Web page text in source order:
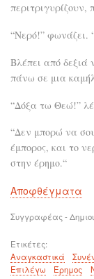
περιτριγυρίζουν,
“Νερό!” φωνάζει.
Βλέπει από δεξιά
πάνω σε μια
“Δόξα τω Θεώ!”
“Δεν μπορώ να
έμπορος, και το
στην έρημο.“
Αποφθέγματα
Συγγραφέας -
Ετικέτες
Αναγκαστικά
Επιλέγω
Έρημος